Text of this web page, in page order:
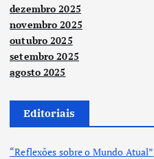
dezembro 2025
novembro 2025
outubro 2025
setembro 2025
agosto 2025
Editoriais
“Reflexões sobre o Mundo Atual”